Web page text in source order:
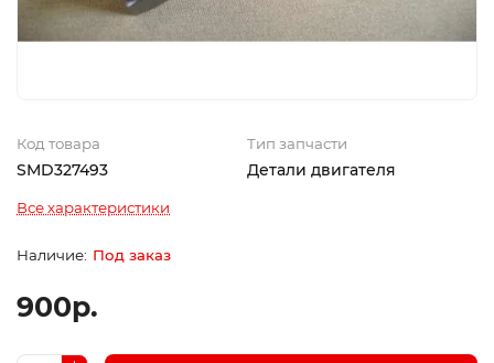
Код товара
SMD327493
Тип запчасти
Детали двигателя
Все характеристики
Под заказ
900р.